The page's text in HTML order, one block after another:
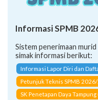
Informasi SPMB
Sistem penerimaan
simak informasi berikut:
Informasi Lapor Diri dan
Petunjuk Teknis SPMB
SK Penetapan Daya